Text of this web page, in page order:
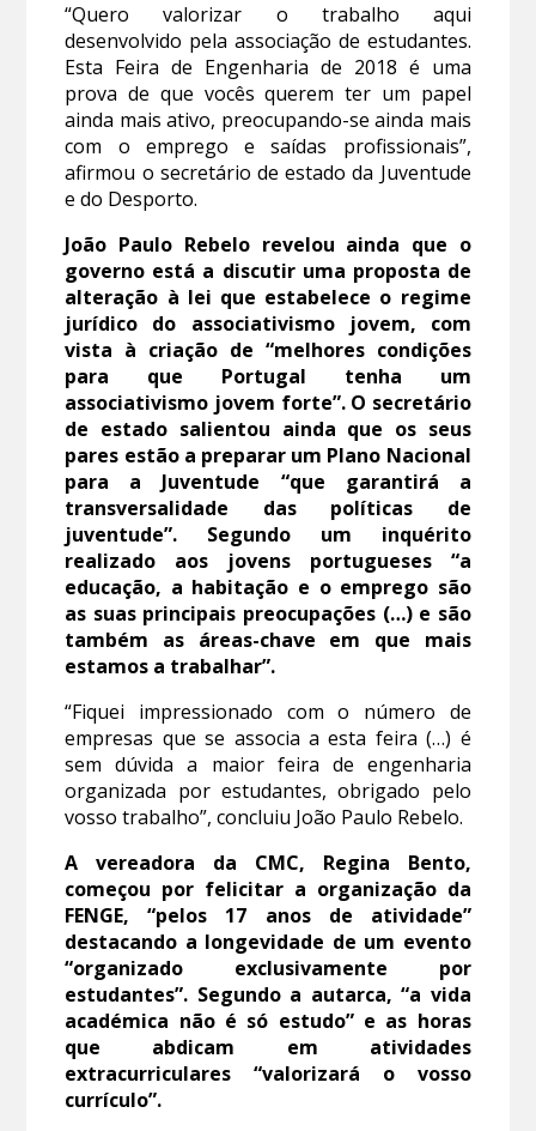
“Quero valorizar o trabalho aqui
desenvolvido pela associação de estudantes.
Esta Feira de Engenharia de 2018 é uma
prova de que vocês querem ter um papel
ainda mais ativo, preocupando-se ainda mais
com o emprego e saídas profissionais”,
afirmou o secretário de estado da Juventude
e do Desporto.
João Paulo Rebelo revelou ainda que o
governo está a discutir uma proposta de
alteração à lei que estabelece o regime
jurídico do associativismo jovem, com
vista à criação de “melhores condições
para que Portugal tenha um
associativismo jovem forte”. O secretário
de estado salientou ainda que os seus
pares estão a preparar um Plano Nacional
para a Juventude “que garantirá a
transversalidade das políticas de
juventude”. Segundo um inquérito
realizado aos jovens portugueses “a
educação, a habitação e o emprego são
as suas principais preocupações (…) e são
também as áreas-chave em que mais
estamos a trabalhar”.
“Fiquei impressionado com o número de
empresas que se associa a esta feira (…) é
sem dúvida a maior feira de engenharia
organizada por estudantes, obrigado pelo
vosso trabalho”, concluiu João Paulo Rebelo.
A vereadora da CMC, Regina Bento,
começou por felicitar a organização da
FENGE, “pelos 17 anos de atividade”
destacando a longevidade de um evento
“organizado exclusivamente por
estudantes”. Segundo a autarca, “a vida
académica não é só estudo” e as horas
que abdicam em atividades
extracurriculares “valorizará o vosso
currículo”.